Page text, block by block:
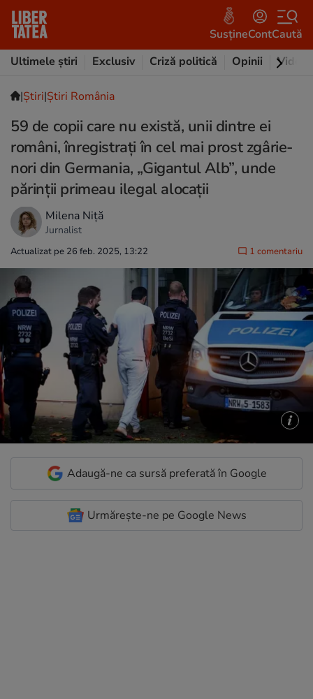
SusțineContCaută
Ultimele știri
Exclusiv Criză politică Opinii Video
|Ştiri|Știri România
59 de copii care nu există, unii dintre ei
români, înregistrați în cel mai prost zgârie-
nori din Germania, „Gigantul Alb”, unde
părinții primeau ilegal alocații
Milena Niță
Jurnalist
Actualizat pe 26 feb. 2025, 13:22 1 comentariu
Adaugă-ne ca sursă preferată în Google
Urmărește-ne pe Google News